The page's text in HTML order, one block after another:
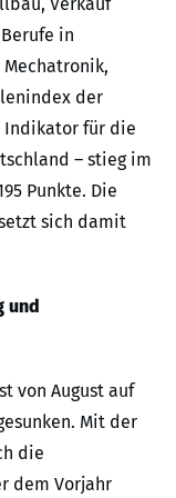
Verkauf
in
der
Indikator für die
– stieg im
Punkte. Die
sich damit
und
von August auf
Mit der
die
dem Vorjahr